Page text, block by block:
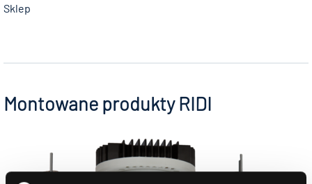
Sklep
Montowane produkty RIDI